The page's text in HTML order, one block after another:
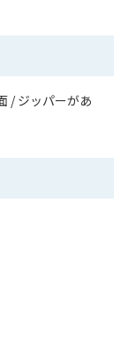
/ ジッパーがあ